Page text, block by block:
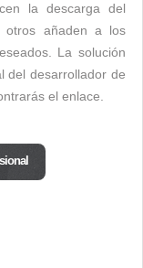
la descarga del
otros añaden a los
La solución
del desarrollador de
el enlace.